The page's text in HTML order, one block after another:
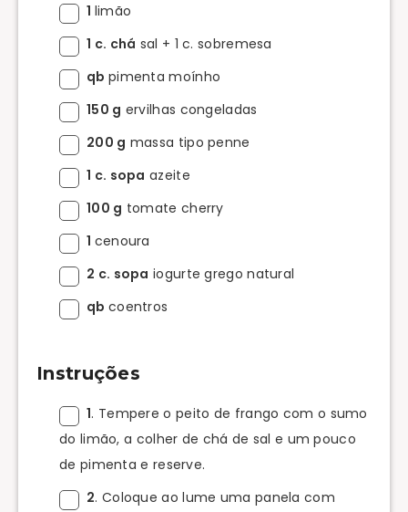
1 limão
1 c. chá sal + 1 c. sobremesa
qb pimenta moínho
150 g ervilhas congeladas
200 g massa tipo penne
1 c. sopa azeite
100 g tomate cherry
1 cenoura
2 c. sopa iogurte grego natural
qb coentros
Instruções
1. Tempere o peito de frango com o sumo
do limão, a colher de chá de sal e um pouco
de pimenta e reserve.
2. Coloque ao lume uma panela com